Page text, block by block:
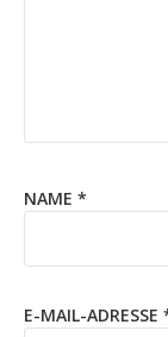
NAME *
E-MAIL-ADRESSE